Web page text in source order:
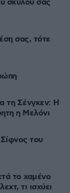
σκύλου σας
σας, τότε
τη Σένγκεν: Η
η Μελόνι
του
το χαμένο
τι ισχύει